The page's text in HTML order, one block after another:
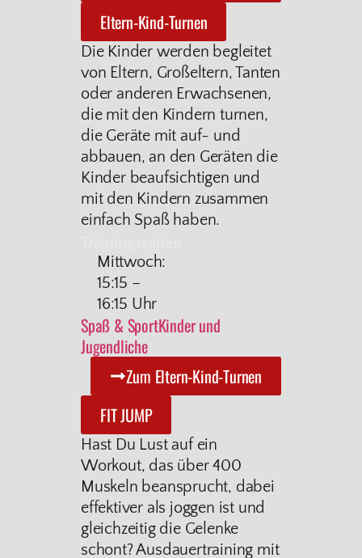
Eltern-Kind-Turnen
Die Kinder werden begleitet
von Eltern, Großeltern, Tanten
oder anderen Erwachsenen,
die mit den Kindern turnen,
die Geräte mit auf- und
abbauen, an den Geräten die
Kinder beaufsichtigen und
mit den Kindern zusammen
einfach Spaß haben.
Mittwoch:
15:15 –
16:15 Uhr
Spaß & SportKinder und
Jugendliche
Zum Eltern-Kind-Turnen
FIT JUMP
Hast Du Lust auf ein
Workout, das über 400
Muskeln beansprucht, dabei
effektiver als joggen ist und
gleichzeitig die Gelenke
schont? Ausdauertraining mit